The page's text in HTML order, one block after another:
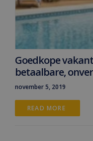
Goedkope
betaalbare,
november 5, 2019
READ MORE